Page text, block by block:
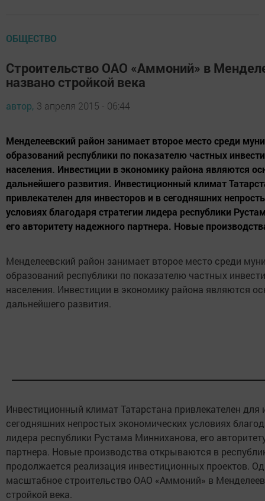
ОБЩЕСТВО
Cтроительство ОАО «Аммоний» в
названо стройкой века
автор, 3 апреля 2015 - 06:44
Менделеевский район занимает второе место среди
образований республики по показателю частных
населения. Инвестиции в экономику района являются
дальнейшего развития. Инвестиционный климат
привлекателен для инвесторов и в сегодняшних
условиях благодаря стратегии лидера республики
его авторитету надежного партнера. Новые
Менделеевский район занимает второе место среди
образований республики по показателю частных
населения. Инвестиции в экономику района являются
дальнейшего развития.
Инвестиционный климат Татарстана привлекателен для
сегодняшних непростых экономических условиях
лидера республики Рустама Минниханова, его
партнера. Новые производства открываются в
продолжается реализация инвестиционных проектов.
масштабное строительство ОАО «Аммоний» в
стройкой века.